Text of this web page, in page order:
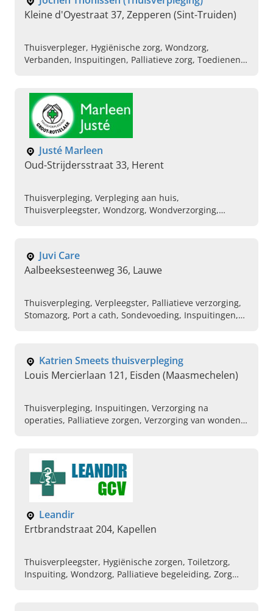
Kleine d'Oyestraat 37, Zepperen (Sint-Truiden)
Thuisverpleger, Hygiënische zorg, Wondzorg,
Verbanden, Inspuitingen, Palliatieve zorg, Toedienen
Justé Marleen
Oud-Strijdersstraat 33, Herent
Thuisverpleging, Verpleging aan huis,
Thuisverpleegster, Wondzorg, Wondverzorging,
Juvi Care
Aalbeeksesteenweg 36, Lauwe
Thuisverpleging, Verpleegster, Palliatieve verzorging,
Stomazorg, Port a cath, Sondevoeding, Inspuitingen,
Katrien Smeets thuisverpleging
Louis Mercierlaan 121, Eisden (Maasmechelen)
Thuisverpleging, Inspuitingen, Verzorging na
operaties, Palliatieve zorgen, Verzorging van wonden,
Leandir
Ertbrandstraat 204, Kapellen
Thuisverpleegster, Hygiënische zorgen, Toiletzorg,
Inspuiting, Wondzorg, Palliatieve begeleiding, Zorg